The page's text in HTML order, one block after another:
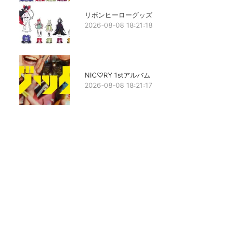
リボンヒーローグッズ
2026-08-08 18:21:18
NIC♡RY 1stアルバム
2026-08-08 18:21:17